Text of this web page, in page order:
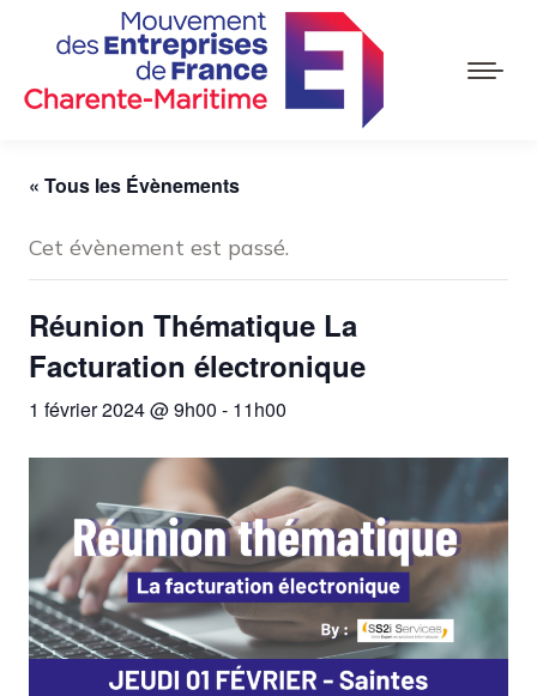
« Tous les Évènements
Cet évènement est passé.
Réunion Thématique La
Facturation électronique
1 février 2024 @ 9h00 - 11h00